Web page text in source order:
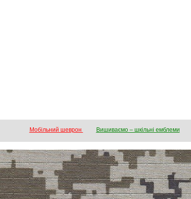
Мобільний шеврон Вишиваємо – шкільні емблеми